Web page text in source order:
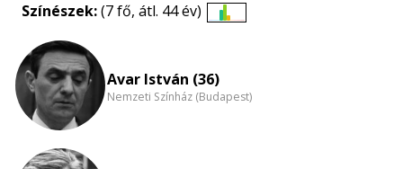
Színészek:(7 fő, átl. 44 év)
Avar István (36)
Nemzeti Színház (Budapest)